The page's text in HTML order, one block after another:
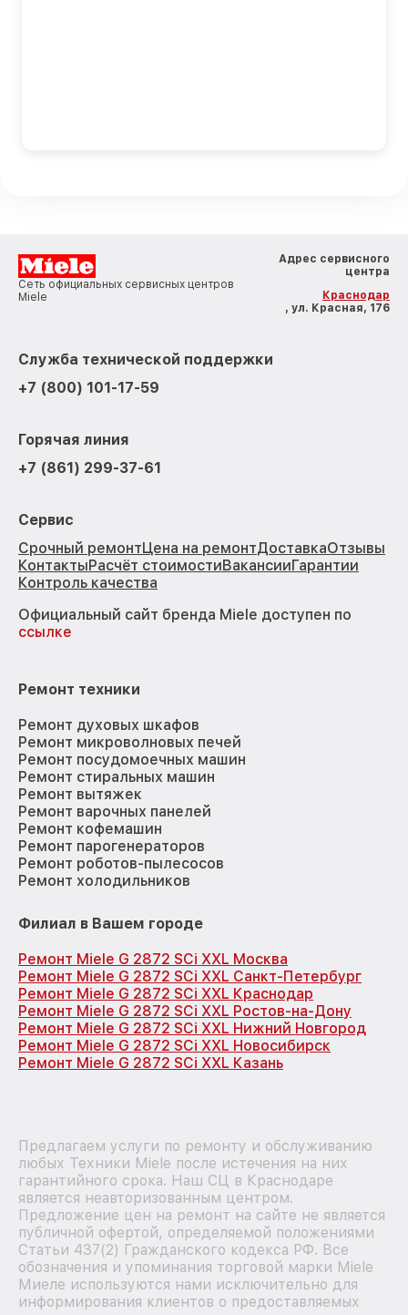
Сеть официальных сервисных центров
Miele
Адрес сервисного
центра
Краснодар
, ул. Красная, 176
Служба технической поддержки
+7 (800) 101-17-59
Горячая линия
+7 (861) 299-37-61
Сервис
Срочный ремонтЦена на ремонтДоставкаОтзывы
КонтактыРасчёт стоимостиВакансииГарантии
Контроль качества
Официальный сайт бренда Miele доступен по
ссылке
Ремонт техники
Ремонт духовых шкафов
Ремонт микроволновых печей
Ремонт посудомоечных машин
Ремонт стиральных машин
Ремонт вытяжек
Ремонт варочных панелей
Ремонт кофемашин
Ремонт парогенераторов
Ремонт роботов-пылесосов
Ремонт холодильников
Филиал в Вашем городе
Ремонт Miele G 2872 SCi XXL Москва
Ремонт Miele G 2872 SCi XXL Санкт-Петербург
Ремонт Miele G 2872 SCi XXL Краснодар
Ремонт Miele G 2872 SCi XXL Ростов-на-Дону
Ремонт Miele G 2872 SCi XXL Нижний Новгород
Ремонт Miele G 2872 SCi XXL Новосибирск
Ремонт Miele G 2872 SCi XXL Казань
Предлагаем услуги по ремонту и обслуживанию
любых Техники Miele после истечения на них
гарантийного срока. Наш СЦ в Краснодаре
является неавторизованным центром.
Предложение цен на ремонт на сайте не является
публичной офертой, определяемой положениями
Статьи 437(2) Гражданского кодекса РФ. Все
обозначения и упоминания торговой марки Miele
Миеле используются нами исключительно для
информирования клиентов о предоставляемых